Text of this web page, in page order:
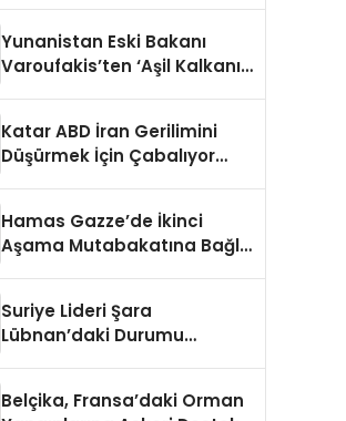
Yunanistan Eski Bakanı
Varoufakis’ten ‘Aşil Kalkanı’
Katar ABD İran Gerilimini
Düşürmek İçin Çabalıyor
Hamas Gazze’de İkinci
Aşama Mutabakatına Bağlı
Suriye Lideri Şara
Lübnan’daki Durumu
Belçika, Fransa’daki Orman